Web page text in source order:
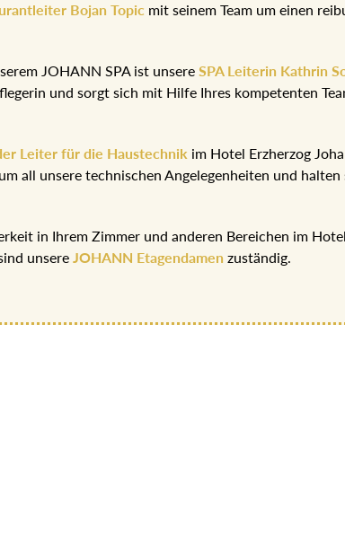
Bojan Topic mit seinem Team um einen
JOHANN SPA ist unsere SPA Leiterin Kathrin
und sorgt sich mit Hilfe Ihres kompetenten
Leiter für die Haustechnik im Hotel Erzherzog
all unsere technischen Angelegenheiten und
in Ihrem Zimmer und anderen Bereichen im
unsereJOHANN Etagendamen zuständig.